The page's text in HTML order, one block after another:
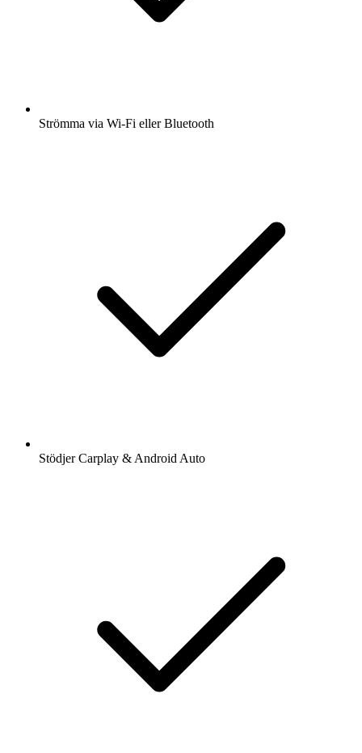
Strömma via Wi-Fi eller Bluetooth
Stödjer Carplay & Android Auto